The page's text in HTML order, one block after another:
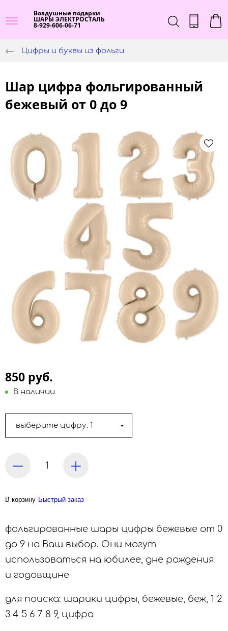
Воздушные подарки
ШАРЫ ЭЛЕКТРОСТАЛЬ
8-929-606-06-71
Цифры и буквы из фольги
Шар цифра фольгированный
бежевый от 0 до 9
850 руб.
В наличии
выберите цифру: 1
В корзину Быстрый заказ
фольгированные шары цифры бежевые от 0
до 9 на Ваш выбор. Они могут
использоваться на юбилее, дне рождения
и годовщине
для поиска: шарики цифры, бежевые, беж, 1 2
3 4 5 6 7 8 9, цифра